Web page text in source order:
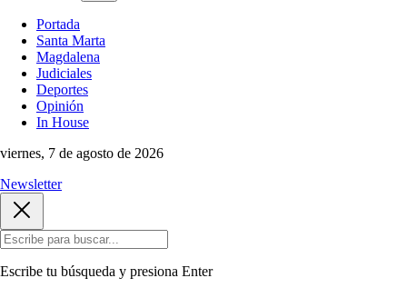
Portada
Santa Marta
Magdalena
Judiciales
Deportes
Opinión
In House
viernes, 7 de agosto de 2026
Newsletter
Escribe tu búsqueda y presiona Enter